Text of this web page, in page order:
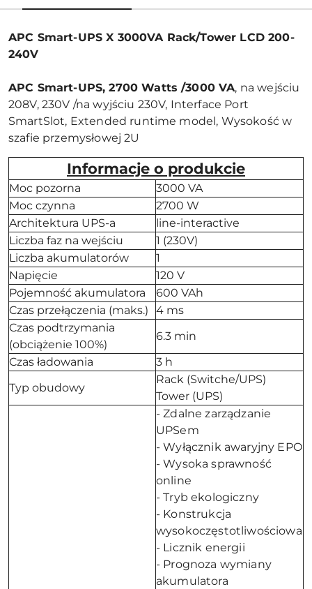
APC Smart-UPS X 3000VA Rack/Tower LCD 200-
240V
APC Smart-UPS, 2700 Watts /3000 VA, na wejściu
208V, 230V /na wyjściu 230V, Interface Port
SmartSlot, Extended runtime model, Wysokość w
szafie przemysłowej 2U
Informacje o produkcie
Moc pozorna
3000 VA
Moc czynna
2700 W
Architektura UPS-a
line-interactive
Liczba faz na wejściu
1 (230V)
Liczba akumulatorów
1
Napięcie
120 V
Pojemność akumulatora
600 VAh
Czas przełączenia (maks.)
4 ms
Czas podtrzymania
(obciążenie 100%)
6.3 min
Czas ładowania
3 h
Typ obudowy
Rack (Switche/UPS)
Tower (UPS)
- Zdalne zarządzanie
UPSem
- Wyłącznik awaryjny EPO
- Wysoka sprawność
online
- Tryb ekologiczny
- Konstrukcja
wysokoczęstotliwościowa
- Licznik energii
- Prognoza wymiany
akumulatora